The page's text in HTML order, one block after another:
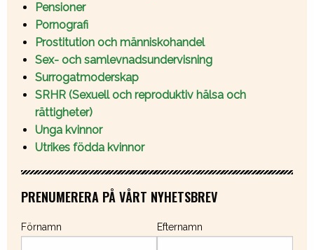
Pensioner
Pornografi
Prostitution och människohandel
Sex- och samlevnadsundervisning
Surrogatmoderskap
SRHR (Sexuell och reproduktiv hälsa och
rättigheter)
Unga kvinnor
Utrikes födda kvinnor
PRENUMERERA PÅ VÅRT NYHETSBREV
Förnamn Efternamn